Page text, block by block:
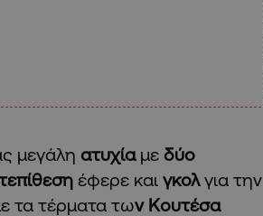
μεγάλη ατυχίαμε δύο
έφερε και γκολ για την
τα τέρματα των Κουτέσα